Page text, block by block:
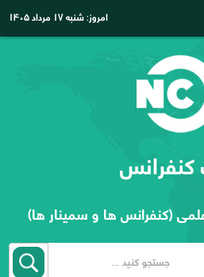
امروز:شنبه ۱۷ مرداد ۱۴۰۵
(کنفرانس ها و سمینار ها)